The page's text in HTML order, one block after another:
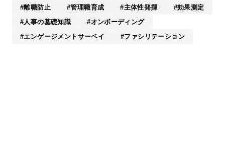
離職防止
管理職育成 主体性発揮
効果測定
人事の基礎知識
オンボーディング
エンゲージメントサーベイ
ファシリテーション